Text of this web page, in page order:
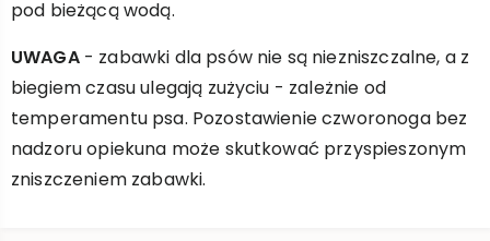
pod bieżącą wodą.
UWAGA- zabawki dla psów nie są niezniszczalne, a z
biegiem czasu ulegają zużyciu - zależnie od
temperamentu psa. Pozostawienie czworonoga bez
nadzoru opiekuna może skutkować przyspieszonym
zniszczeniem zabawki.